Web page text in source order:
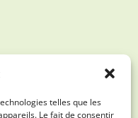
telles que les
Le fait de consentir